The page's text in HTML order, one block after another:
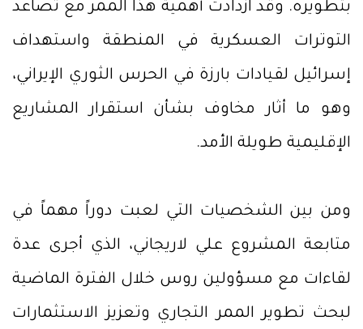
بتطويره. وقد ازدادت أهمية هذا الممر مع تصاعد
التوترات العسكرية في المنطقة واستهداف
إسرائيل لقيادات بارزة في الحرس الثوري الإيراني،
وهو ما أثار مخاوف بشأن استقرار المشاريع
الإقليمية طويلة الأمد.
ومن بين الشخصيات التي لعبت دوراً مهماً في
متابعة المشروع علي لاريجاني، الذي أجرى عدة
لقاءات مع مسؤولين روس خلال الفترة الماضية
لبحث تطوير الممر التجاري وتعزيز الاستثمارات